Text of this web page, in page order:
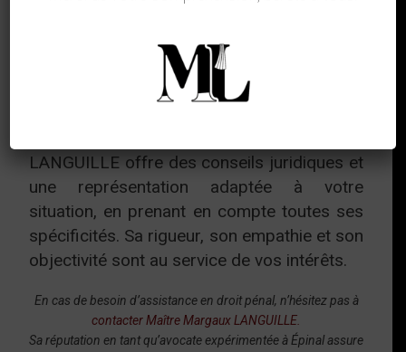
relation de confiance avec les jeunes.
Pour les Victimes,
Prévenus, et Témoins
LANGUILLE offre des conseils juridiques et
une représentation adaptée à votre
situation, en prenant en compte toutes ses
spécificités. Sa rigueur, son empathie et son
objectivité sont au service de vos intérêts.
En cas de besoin d’assistance en droit pénal, n’hésitez pas à
contacter Maître Margaux LANGUILLE.
Sa réputation en tant qu’avocate expérimentée à Épinal assure